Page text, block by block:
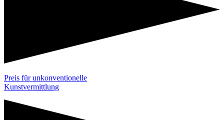
Preis für unkonventionelle
Kunstvermittlung